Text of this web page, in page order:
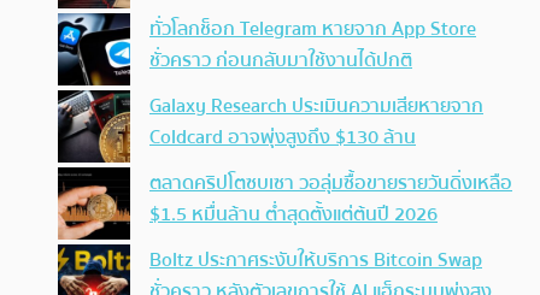
ทั่วโลกช็อก Telegram หายจาก App Store
ชั่วคราว ก่อนกลับมาใช้งานได้ปกติ
Galaxy Research ประเมินความเสียหายจาก
Coldcard อาจพุ่งสูงถึง $130 ล้าน
ตลาดคริปโตซบเซา วอลุ่มซื้อขายรายวันดิ่งเหลือ
$1.5 หมื่นล้าน ต่ำสุดตั้งแต่ต้นปี 2026
Boltz ประกาศระงับให้บริการ Bitcoin Swap